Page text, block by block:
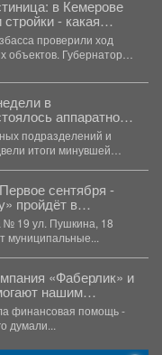
в Кемерове
- какая
проверили ход
Губернатор
в
аппаратное
подразделений и
итоги минувшей
сентября -
пройдёт в
№ 19 ул. Пушкина, 18
муниципальные...
«Фаберлик» и
нашим
финансовая помощь -
долго думали...